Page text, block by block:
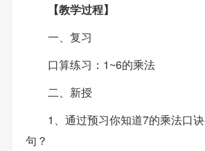
【教学过程】
一、复习
口算练习：1~6的乘法
二、新授
1、通过预习你知道7的乘法口
句？